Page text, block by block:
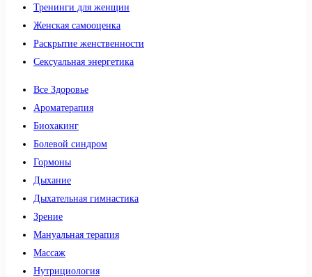
Тренинги для женщин
Женская самооценка
Раскрытие женственности
Сексуальная энергетика
Все Здоровье
Ароматерапия
Биохакинг
Болевой синдром
Гормоны
Дыхание
Дыхательная гимнастика
Зрение
Мануальная терапия
Массаж
Нутрициология